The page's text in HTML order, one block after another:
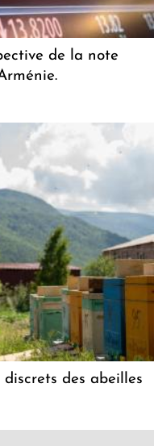
de la note
discrets des abeilles